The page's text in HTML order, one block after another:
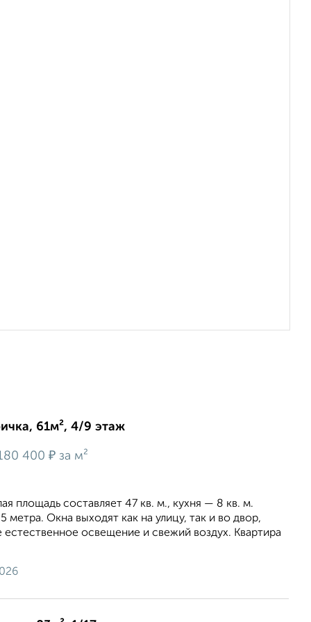
61м², 4/9 этаж
400 ₽ за м²
площадь составляет 47 кв. м., кухня — 8 кв. м.
метра. Окна выходят как на улицу, так и во двор,
освещение и свежий воздух. Квартира